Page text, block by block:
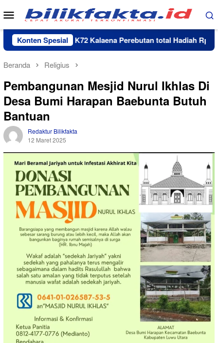
Loncat
ke
konten
Menu
Mobile
Konten Spesial
Domino K72 Kalaena Perebutan total Hadiah Rp 35 juta
Beranda Religius
Pembangunan Mesjid Nurul Ikhlas Di
Desa Bumi Harapan Baebunta Butuh
Bantuan
Redaktur Bilikfakta
12 Maret 2025